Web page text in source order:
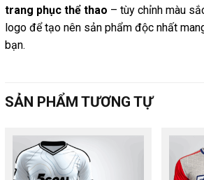
trang phục thể thao – tùy chỉnh màu
logo để tạo nên sản phẩm độc nhất
bạn.
SẢN PHẨM TƯƠNG TỰ